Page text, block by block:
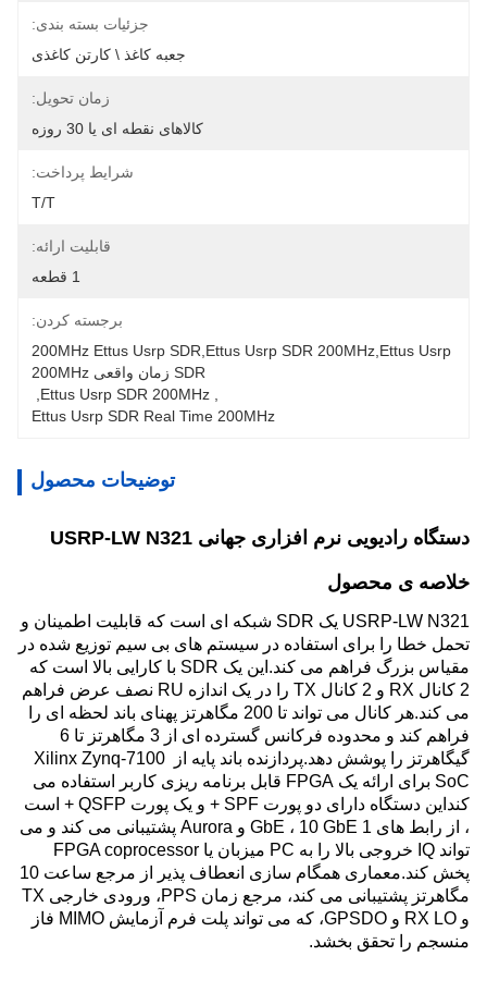
جزئیات بسته بندی:
جعبه کاغذ \ کارتن کاغذی
زمان تحویل:
کالاهای نقطه ای یا 30 روزه
شرایط پرداخت:
T/T
قابلیت ارائه:
1 قطعه
برجسته کردن:
200MHz Ettus Usrp SDR,ettus Usrp SDR 200MHz,ettus Usrp
SDR زمان واقعی 200MHz
Ettus Usrp SDR 200MHz
Ettus Usrp SDR Real Time 200MHz
توضیحات محصول
دستگاه رادیویی نرم افزاری جهانی USRP-LW N321
خلاصه ی محصول
گیگاهرتز را پوشش دهد.پردازنده باند پایه از Xilinx Zynq-7100
منسجم را تحقق بخشد.